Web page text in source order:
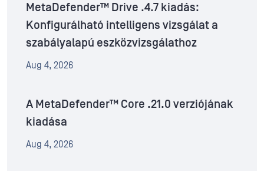
MetaDefender™ Drive .4.7 kiadás:
Konfigurálható intelligens vizsgálat a
szabályalapú eszközvizsgálathoz
Aug 4, 2026
A MetaDefender™ Core .21.0 verziójának
kiadása
Aug 4, 2026